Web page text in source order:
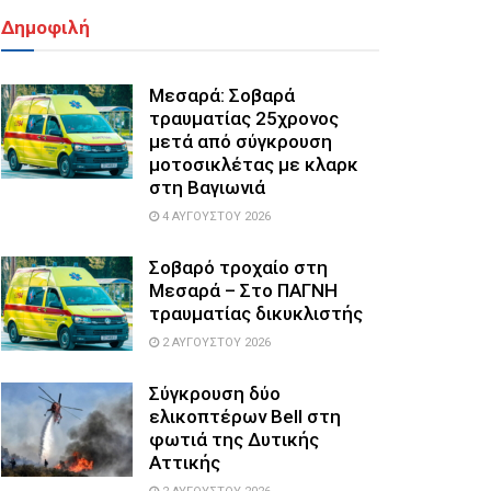
Δημοφιλή
Μεσαρά: Σοβαρά
τραυματίας 25χρονος
μετά από σύγκρουση
μοτοσικλέτας με κλαρκ
στη Βαγιωνιά
4 ΑΥΓΟΎΣΤΟΥ 2026
Σοβαρό τροχαίο στη
Μεσαρά – Στο ΠΑΓΝΗ
τραυματίας δικυκλιστής
2 ΑΥΓΟΎΣΤΟΥ 2026
Σύγκρουση δύο
ελικοπτέρων Bell στη
φωτιά της Δυτικής
Αττικής